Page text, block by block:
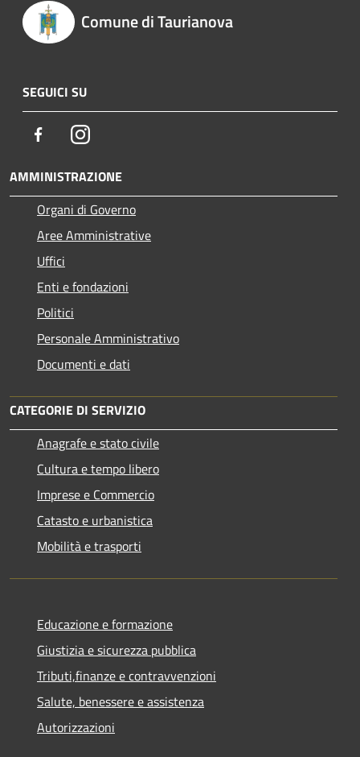
Comune di Taurianova
SEGUICI SU
FacebookInstagram
AMMINISTRAZIONE
Organi di Governo
Aree Amministrative
Uffici
Enti e fondazioni
Politici
Personale Amministrativo
Documenti e dati
CATEGORIE DI SERVIZIO
Anagrafe e stato civile
Cultura e tempo libero
Imprese e Commercio
Catasto e urbanistica
Mobilità e trasporti
Educazione e formazione
Giustizia e sicurezza pubblica
Tributi,finanze e contravvenzioni
Salute, benessere e assistenza
Autorizzazioni